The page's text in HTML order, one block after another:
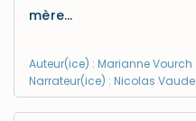
mère…
Auteur(ice) : Marianne Vourch
Narrateur(ice) : Nicolas Vaude